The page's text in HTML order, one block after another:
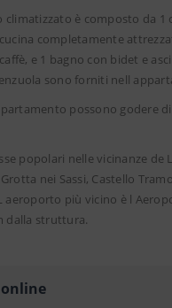
climatizzato è composto da 1
completamente
e 1 bagno con bidet e
sono forniti nell
possono godere
popolari nelle vicinanze de
nei Sassi, Castello
aeroporto più vicino è l
dalla struttura.